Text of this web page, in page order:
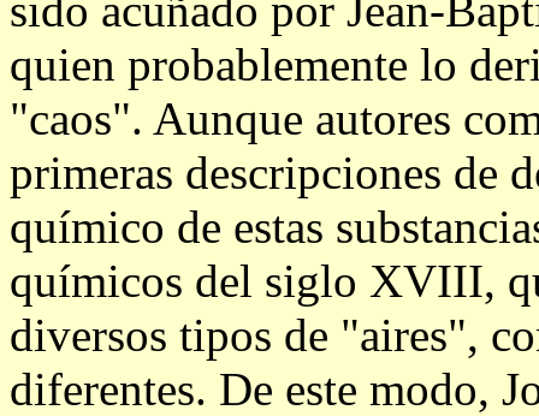
quien probablemente lo
"caos". Aunque autores
primeras descripciones de
químico de estas
químicos del siglo XVIII,
diversos tipos de "aires",
diferentes. De este modo,